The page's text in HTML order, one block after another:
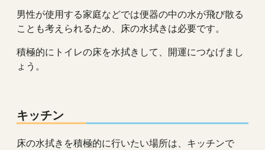
男性が使用する家庭などでは便器の中の水が飛び散る
ことも考えられるため、床の水拭きは必要です。
積極的にトイレの床を水拭きして、開運につなげまし
ょう。
キッチン
床の水拭きを積極的に行いたい場所は、キッチンで